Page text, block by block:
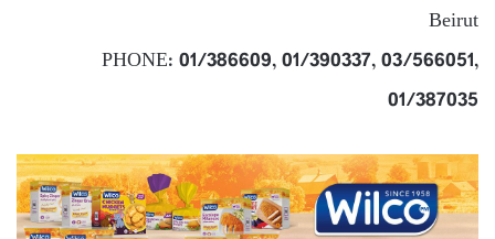
Beirut
PHONE: 01/386609, 01/390337, 03/566051,
01/387035